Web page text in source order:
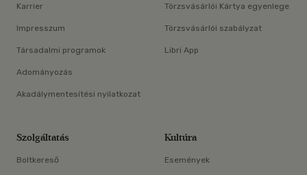
Karrier
Impresszum
Társadalmi programok
Adományozás
Akadálymentesítési nyilatkozat
Törzsvásárlói Kártya egyenlege
Törzsvásárlói szabályzat
Libri App
Szolgáltatás
Boltkereső
Kultúra
Események